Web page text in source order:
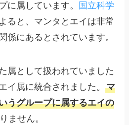
に属しています。
国立科学
ると、マンタとエイは非常
係にあるとされています。
属として扱われていました
イ属に統合されました。マ
うグループに属するエイの
ません。